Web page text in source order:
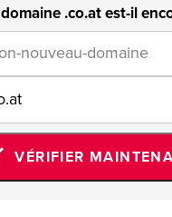
.co.at est-il
VÉRIFIER